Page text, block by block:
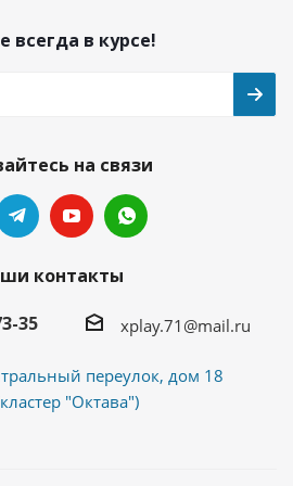
всегда в курсе!
на связи
контакты
35
xplay.71@mail.ru
переулок, дом 18
"Октава")